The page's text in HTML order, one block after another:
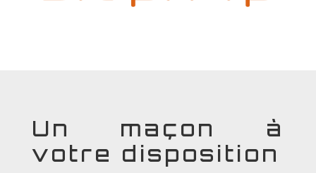
Un maçon à
votre disposition